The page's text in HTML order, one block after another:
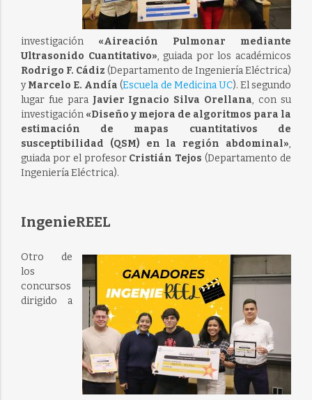
investigación «Aireación Pulmonar mediante
Ultrasonido Cuantitativo», guiada por los académicos
Rodrigo F. Cádiz (Departamento de Ingeniería Eléctrica)
yMarcelo E. Andía (Escuela de Medicina UC). El segundo
lugar fue para Javier Ignacio Silva Orellana, con su
investigación «Diseño y mejora de algoritmos para la
estimación de mapas cuantitativos de
susceptibilidad (QSM) en la región abdominal»,
guiada por el profesorCristián Tejos (Departamento de
Ingeniería Eléctrica).
IngenieREEL
Otro de
los
concursos
dirigido a